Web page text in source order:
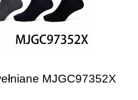
MJGC97352X